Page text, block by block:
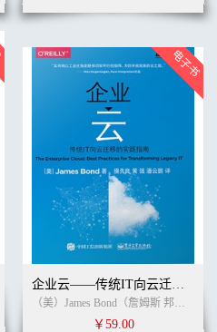
企业云——传统IT向云迁移的实践指南
（美）James Bond（詹姆斯 邦德） (作者)
￥59.00